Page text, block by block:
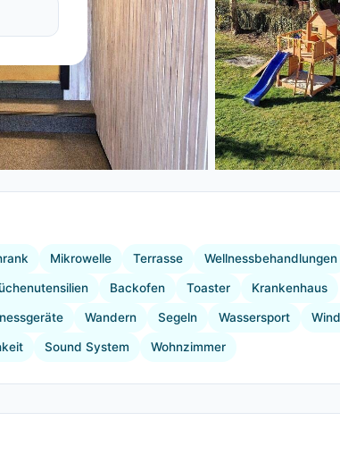
Mikrowelle Terrasse Wellnessbehandlungen
Backofen Toaster Krankenhaus
Wandern Segeln Wassersport
Sound System Wohnzimmer